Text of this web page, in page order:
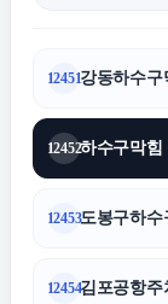
12451강동하수구
12452하수구막힘
12453도봉구하수
12454김포공항주